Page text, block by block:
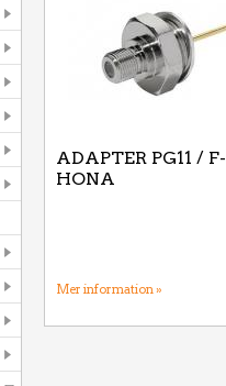
ADAPTER PG11 / F-
HONA
Mer information »